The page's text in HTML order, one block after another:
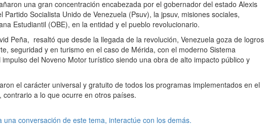
una gran concentración encabezada por el gobernador del estado Alexis
Socialista Unido de Venezuela (Psuv), la jpsuv, misiones sociales,
Estudiantil (OBE), en la entidad y el pueblo revolucionario.
Peña, resaltó que desde la llegada de la revolución, Venezuela goza de logros
seguridad y en turismo en el caso de Mérida, con el moderno Sistema
del Noveno Motor turístico siendo una obra de alto impacto público y
el carácter universal y gratuito de todos los programas implementados en el
a lo que ocurre en otros países.
conversación de este tema, interactúe con los demás.